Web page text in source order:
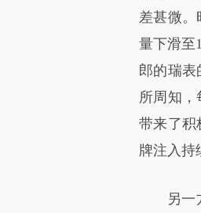
差甚微。
量下滑至
郎的瑞表
所周知
带来了积
牌注入持
另一方